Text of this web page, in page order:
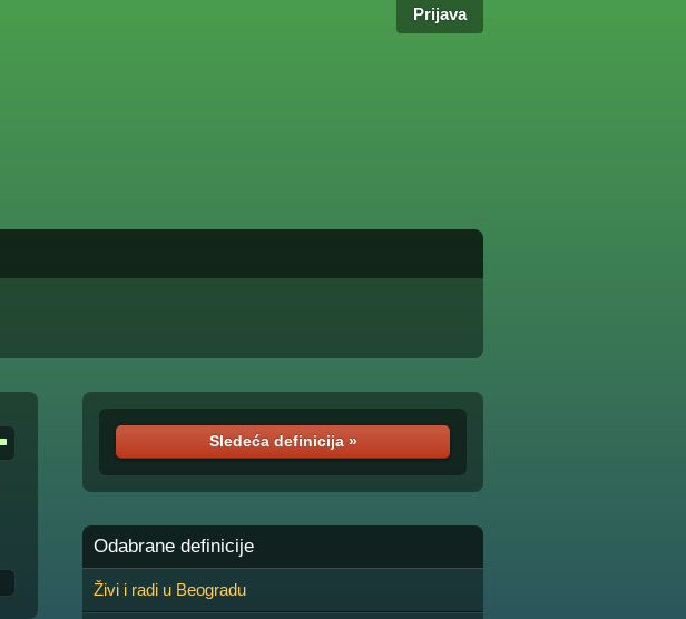
Prijava
Sledeća definicija »
Odabrane definicije
Živi i radi u Beogradu